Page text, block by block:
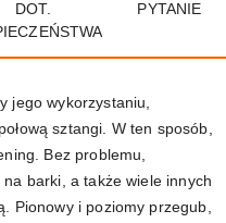
DOT.
PYTANIE
jego wykorzystaniu,
sztangi. W ten sposób,
Bez problemu,
barki, a także wiele innych
Pionowy i poziomy przegub,